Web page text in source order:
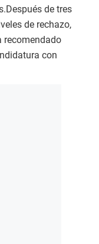
de tres
de rechazo,
recomendado
con